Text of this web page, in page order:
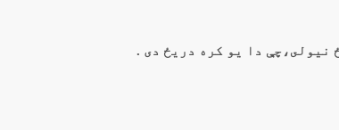
نيولى،چې دا يو کره دريځ دى .